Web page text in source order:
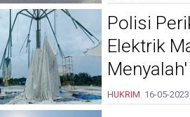
Polisi
Elektrik
Menyalah'
HUKRIM 16-05-2023